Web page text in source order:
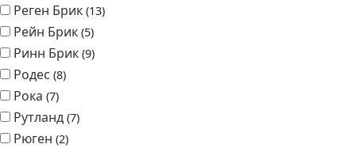
Реген Брик 13
Рейн Брик 5
Ринн Брик 9
Родес 8
Рока 7
Рутланд 7
Рюген 2